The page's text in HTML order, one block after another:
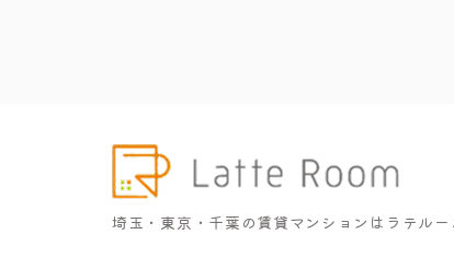
埼玉・東京・千葉の賃貸マンションはラテルー